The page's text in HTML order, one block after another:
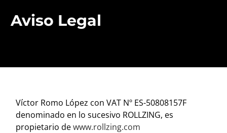
Aviso Legal
Víctor Romo López con VAT Nº ES-50808157F
denominado en lo sucesivo ROLLZING, es
propietario dewww.rollzing.com